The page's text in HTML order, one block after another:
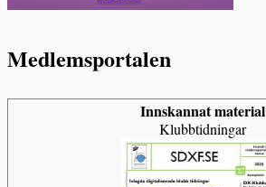
Medlemsportalen
Innskannat material
Klubbtidningar